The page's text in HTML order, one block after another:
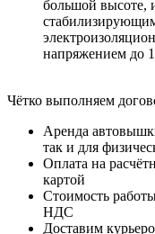
большой высоте,
напряжением до
Чётко выполняем
Аренда
так и для
Оплата на
картой
Стоимость
НДС
Доставим